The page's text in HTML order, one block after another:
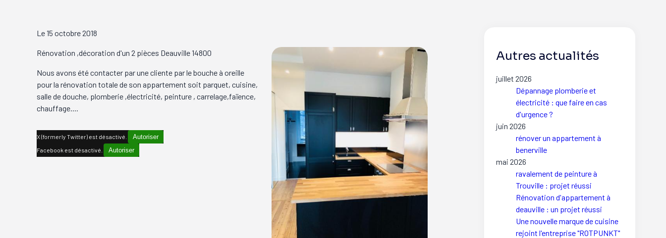
Le15 octobre 2018
Rénovation ,décoration d'un 2 pièces Deauville 14800
Nous avons été contacter par une cliente par le bouche à oreille
pour la rénovation totale de son appartement soit parquet, cuisine,
salle de douche, plomberie ,électricité, peinture , carrelage,faïence,
chauffage....
X (formerly Twitter) est désactivé. Autoriser
Facebook est désactivé. Autoriser
Autres actualités
juillet 2026
Dépannage plomberie et
électricité : que faire en cas
d'urgence ?
juin 2026
rénover un appartement à
benerville
mai 2026
ravalement de peinture à
Trouville : projet réussi
Rénovation d'appartement à
deauville : un projet réussi
Une nouvelle marque de cuisine
rejoint l'entreprise "ROTPUNKT"